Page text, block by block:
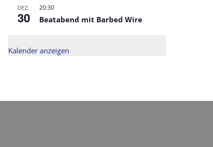
DEZ.
30
20:30
Beatabend mit Barbed Wire
Kalender anzeigen